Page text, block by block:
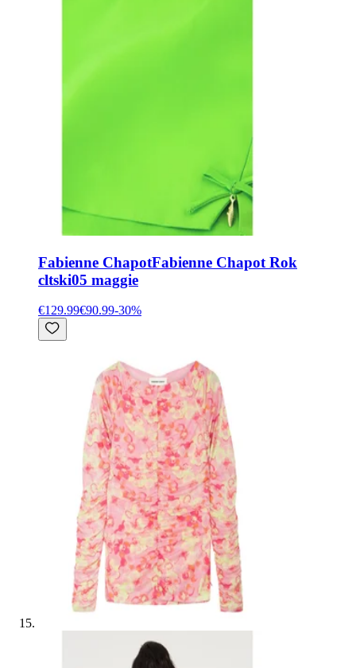
Fabienne ChapotFabienne Chapot Rok
cltski05 maggie
€129.99€90.99-30%